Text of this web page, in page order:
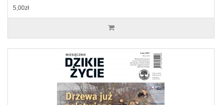
5,00zł